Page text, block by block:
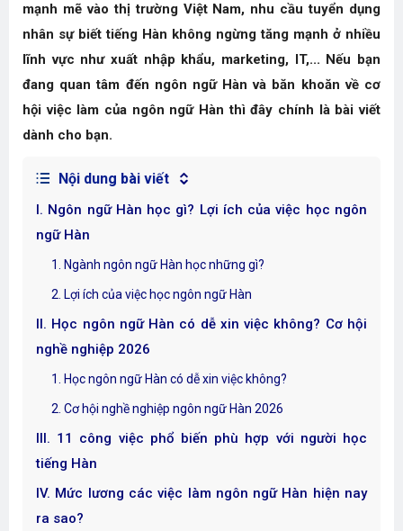
mạnh mẽ vào thị trường Việt Nam, nhu cầu tuyển dụng
nhân sự biết tiếng Hàn không ngừng tăng mạnh ở nhiều
lĩnh vực như xuất nhập khẩu, marketing, IT,... Nếu bạn
đang quan tâm đến ngôn ngữ Hàn và băn khoăn về cơ
hội việc làm của ngôn ngữ Hàn thì đây chính là bài viết
dành cho bạn.
Nội dung bài viết
I. Ngôn ngữ Hàn học gì? Lợi ích của việc học ngôn
ngữ Hàn
1. Ngành ngôn ngữ Hàn học những gì?
2. Lợi ích của việc học ngôn ngữ Hàn
II. Học ngôn ngữ Hàn có dễ xin việc không? Cơ hội
nghề nghiệp 2026
1. Học ngôn ngữ Hàn có dễ xin việc không?
2. Cơ hội nghề nghiệp ngôn ngữ Hàn 2026
III. 11 công việc phổ biến phù hợp với người học
tiếng Hàn
IV. Mức lương các việc làm ngôn ngữ Hàn hiện nay
ra sao?